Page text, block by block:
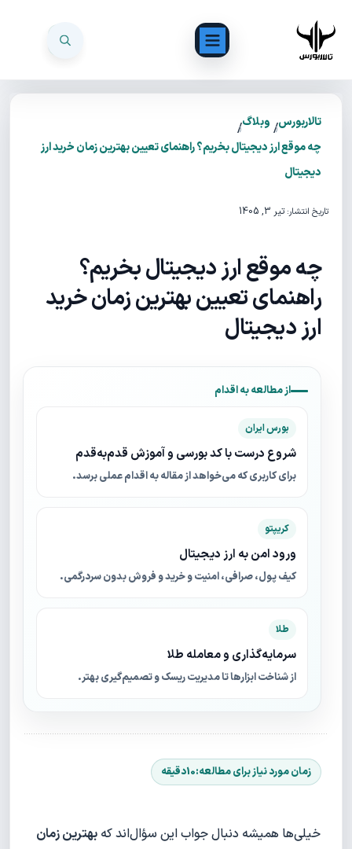
تالاربورس/ وبلاگ/
چه موقع ارز دیجیتال بخریم؟ راهنمای تعیین بهترین زمان خرید ارز
دیجیتال
تاریخ انتشار:تیر 3, 1405
چه موقع ارز دیجیتال بخریم؟
راهنمای تعیین بهترین زمان خرید
ارز دیجیتال
از مطالعه به اقدام
بورس ایران
شروع درست با کد بورسی و آموزش قدم‌به‌قدم
برای کاربری که می‌خواهد از مقاله به اقدام عملی برسد.
کریپتو
ورود امن به ارز دیجیتال
کیف پول، صرافی، امنیت و خرید و فروش بدون سردرگمی.
طلا
سرمایه‌گذاری و معامله طلا
از شناخت ابزارها تا مدیریت ریسک و تصمیم‌گیری بهتر.
خیلی‌ها همیشه دنبال جواب این سؤال‌اند که بهترین زمان